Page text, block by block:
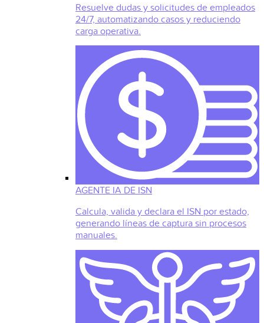
Resuelve dudas y solicitudes de empleados
24/7, automatizando casos y reduciendo
carga operativa.
AGENTE IA DE ISN
Calcula, valida y declara el ISN por estado,
generando líneas de captura sin procesos
manuales.